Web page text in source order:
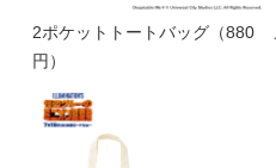
2ポケットトートバッグ（880
円）